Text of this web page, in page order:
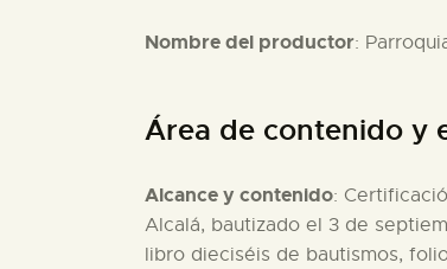
Nombre del productor:
Área de contenido y
Alcance y contenido:
Alcalá, bautizado el 3 de
libro dieciséis de bautismos,